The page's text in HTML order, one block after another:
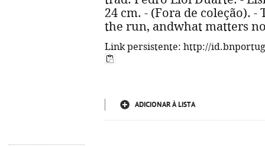
24 cm. - (Fora de coleção).
the run, andwhat matters
Link persistente: http://
ADICIONAR À LISTA